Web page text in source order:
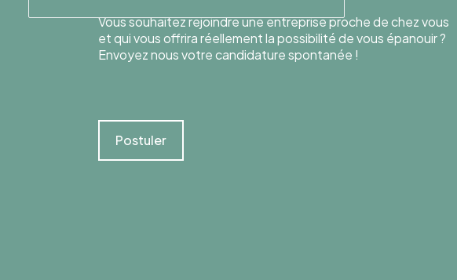
Vous souhaitez rejoindre une entreprise proche de chez vous
et qui vous offrira réellement la possibilité de vous épanouir ?
Envoyez nous votre candidature spontanée !
Postuler